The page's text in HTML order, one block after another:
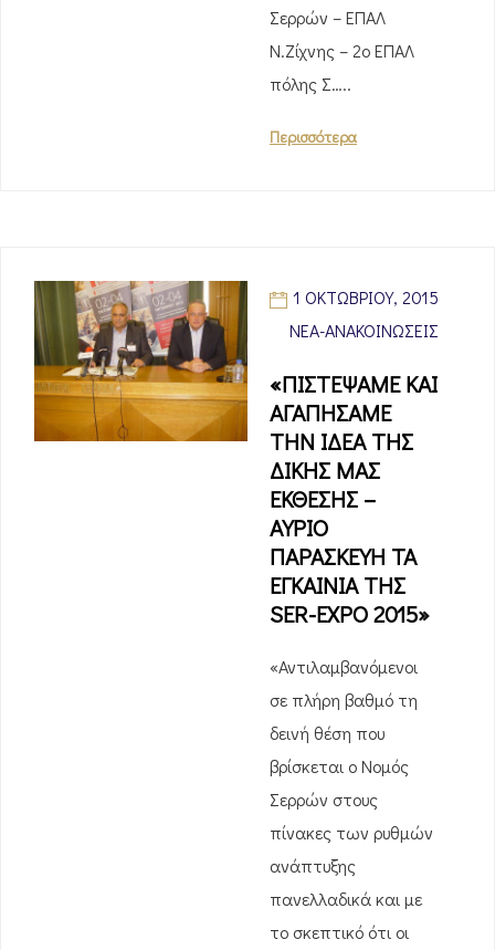
Σερρών – ΕΠΑΛ
Ν.Ζίχνης – 2ο ΕΠΑΛ
πόλης Σ…..
Περισσότερα
1 ΟΚΤΩΒΡΊΟΥ, 2015
ΝΈΑ-ΑΝΑΚΟΙΝΏΣΕΙΣ
«ΠΙΣΤΕΨΑΜΕ ΚΑΙ
ΑΓΑΠΗΣΑΜΕ
ΤΗΝ ΙΔΕΑ ΤΗΣ
ΔΙΚΗΣ ΜΑΣ
ΕΚΘΕΣΗΣ –
ΑΥΡΙΟ
ΠΑΡΑΣΚΕΥΗ ΤΑ
ΕΓΚΑΙΝΙΑ ΤΗΣ
SER-EXPO 2015»
«Αντιλαμβανόμενοι
σε πλήρη βαθμό τη
δεινή θέση που
βρίσκεται ο Νομός
Σερρών στους
πίνακες των ρυθμών
ανάπτυξης
πανελλαδικά και με
το σκεπτικό ότι οι